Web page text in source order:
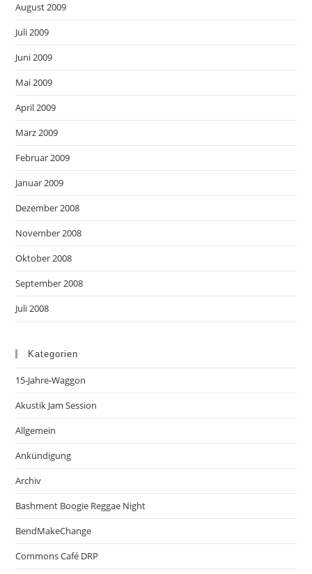
August 2009
Juli 2009
Juni 2009
Mai 2009
April 2009
März 2009
Februar 2009
Januar 2009
Dezember 2008
November 2008
Oktober 2008
September 2008
Juli 2008
Kategorien
15-Jahre-Waggon
Akustik Jam Session
Allgemein
Ankündigung
Archiv
Bashment Boogie Reggae Night
BendMakeChange
Commons Café DRP